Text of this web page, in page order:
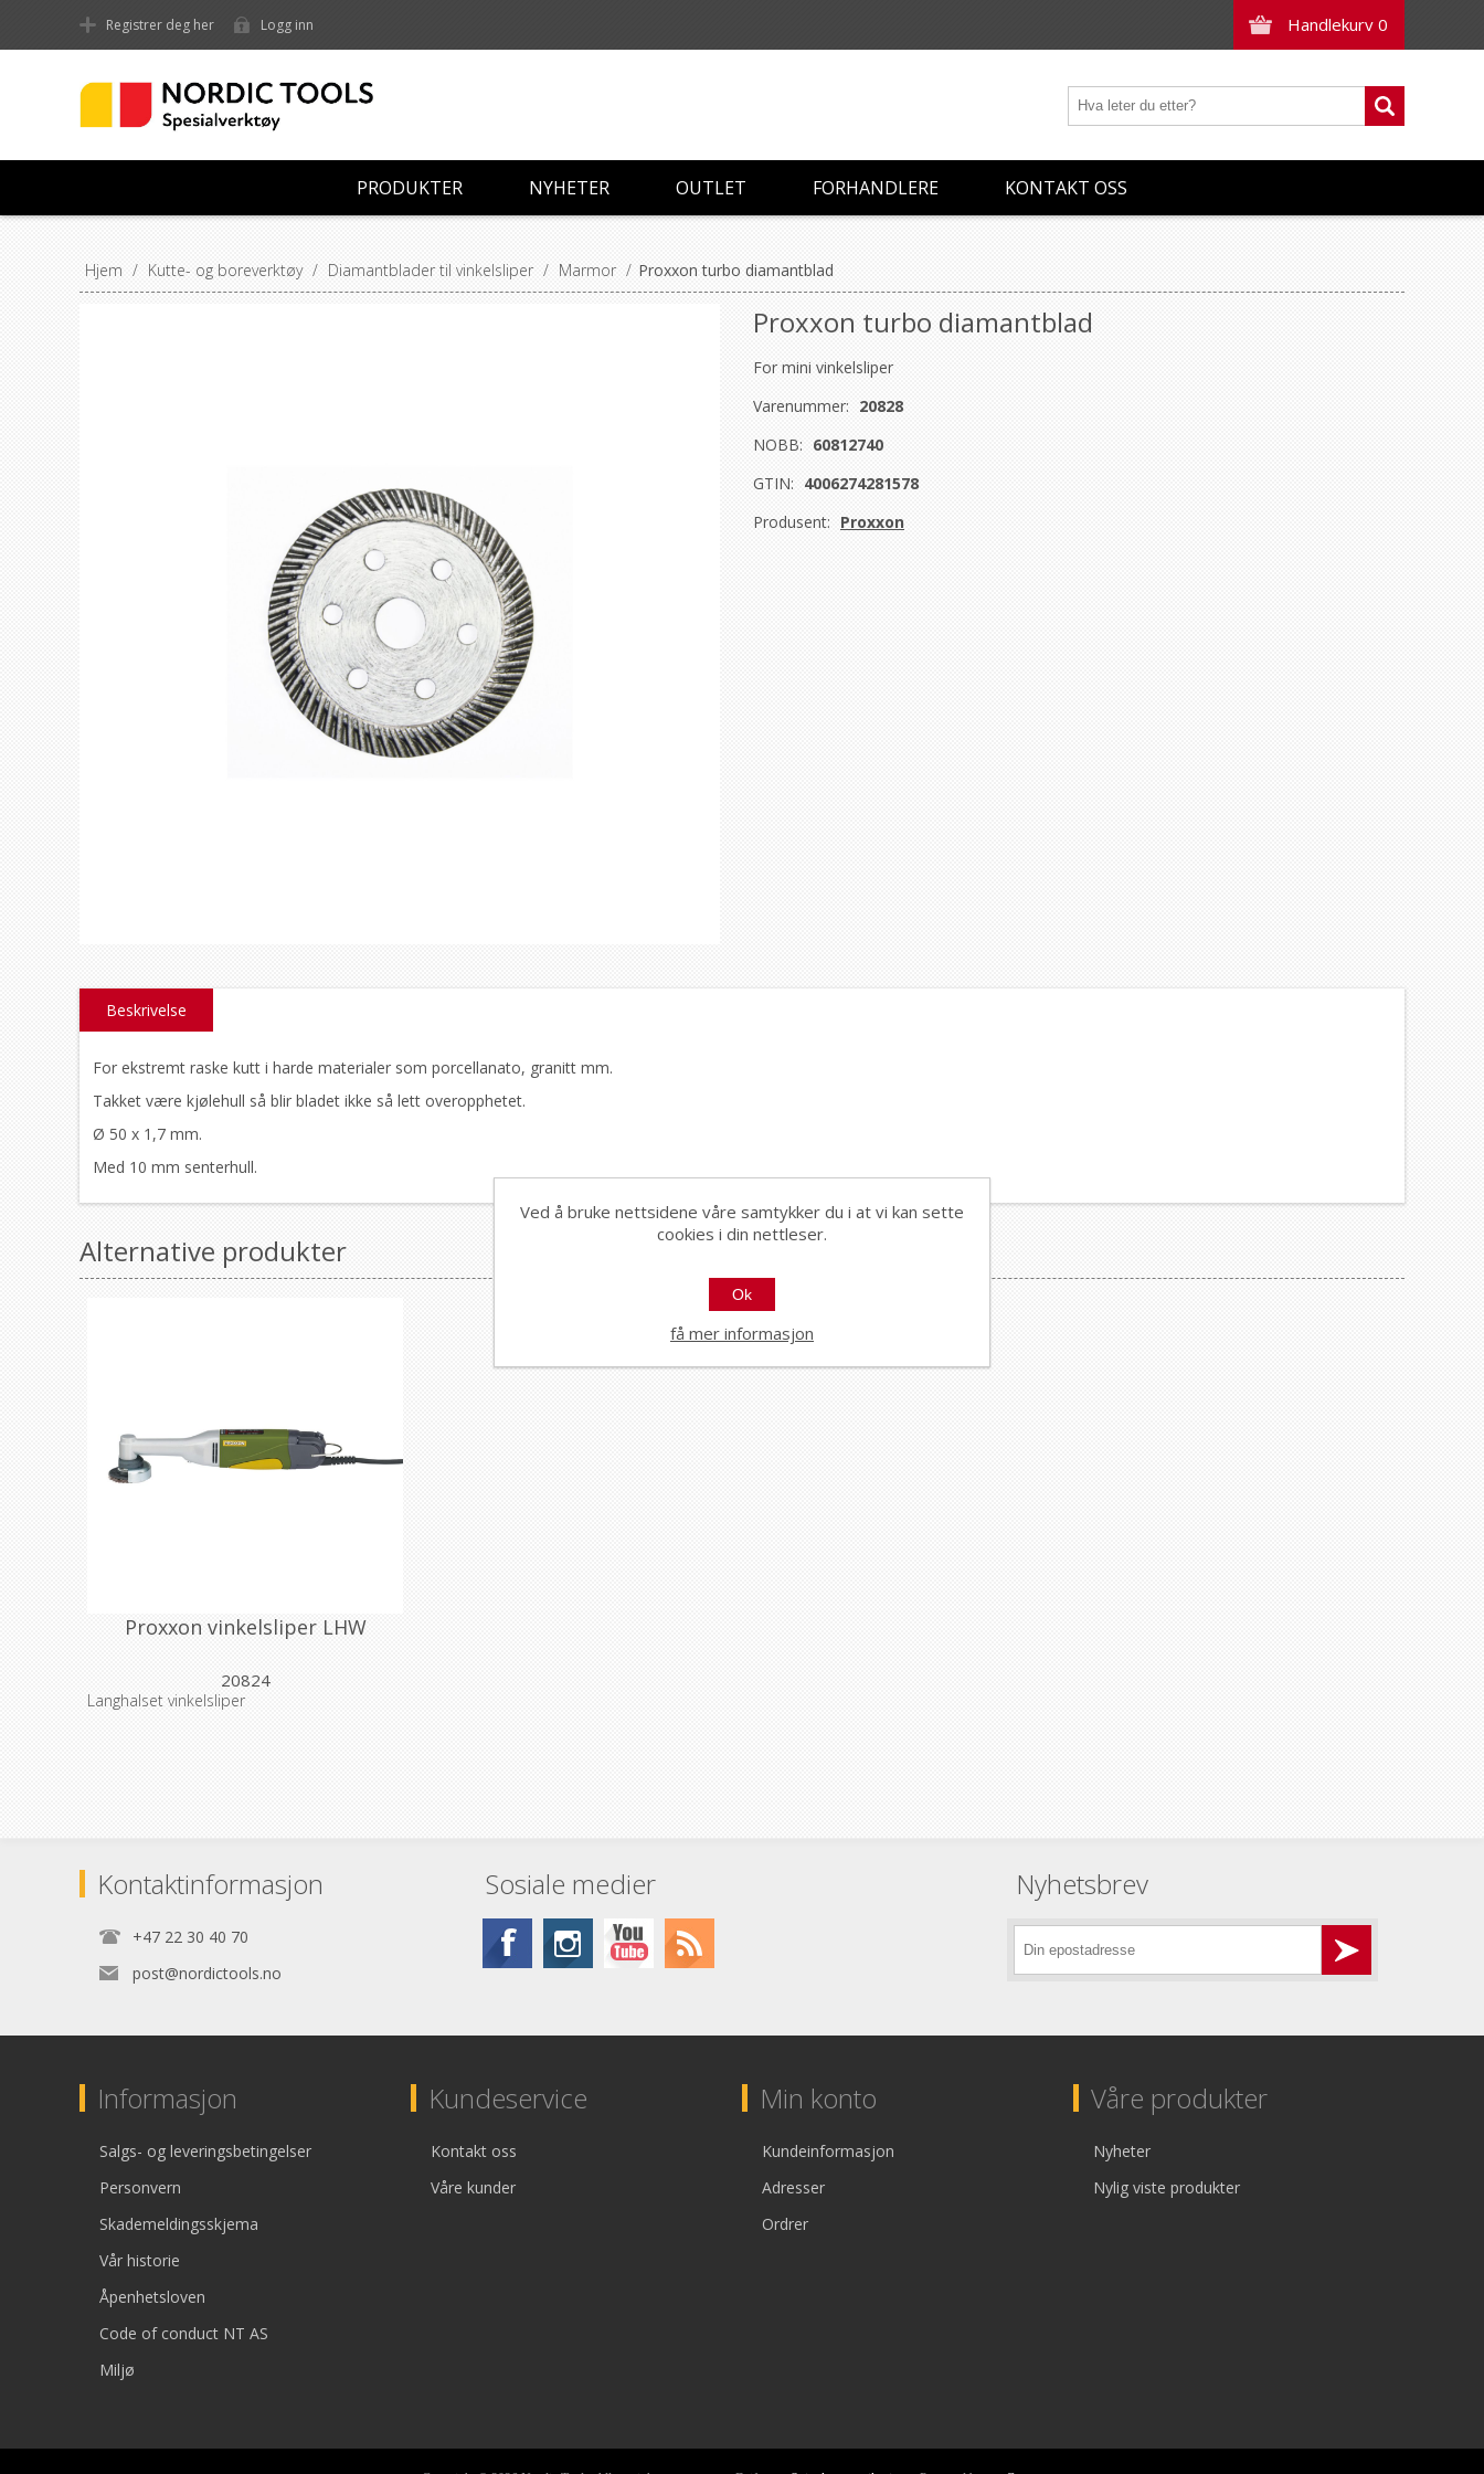
Handlekurv 0
Registrer deg her Logg inn
PRODUKTER NYHETER OUTLET FORHANDLERE KONTAKT OSS
Hjem / Kutte- og boreverktøy / Diamantblader til vinkelsliper / Marmor / Proxxon turbo diamantblad
Proxxon turbo diamantblad
For mini vinkelsliper
Varenummer: 20828
NOBB: 60812740
GTIN: 4006274281578
Produsent: Proxxon
Beskrivelse
For ekstremt raske kutt i harde materialer som porcellanato, granitt mm.
Takket være kjølehull så blir bladet ikke så lett overopphetet.
Ø 50 x 1,7 mm.
Med 10 mm senterhull.
Alternative produkter
Proxxon vinkelsliper LHW
20824
Langhalset vinkelsliper
Kontaktinformasjon
+47 22 30 40 70
post@nordictools.no
Sosiale medier Nyhetsbrev
Informasjon
Salgs- og leveringsbetingelser
Personvern
Skademeldingsskjema
Vår historie
Åpenhetsloven
Code of conduct NT AS
Miljø
Kundeservice
Kontakt oss
Våre kunder
Min konto
Kundeinformasjon
Adresser
Ordrer
Våre produkter
Nyheter
Nylig viste produkter
Ved å bruke nettsidene våre samtykker du i at vi kan sette
cookies i din nettleser.
Ok
få mer informasjon